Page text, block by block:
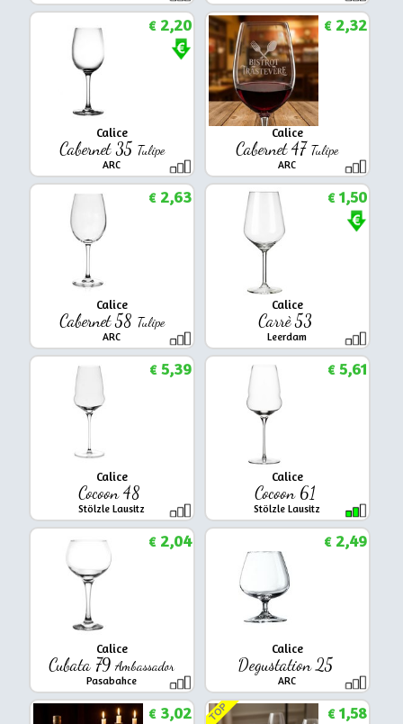
Calice
Cabernet 35 Tulipe
ARC
€2,20
Calice
Cabernet 47 Tulipe
ARC
€2,32
Calice
Cabernet 58 Tulipe
ARC
€2,63
Calice
Carrè 53
Leerdam
€1,50
Calice
Cocoon 48
Stölzle Lausitz
€5,39
Calice
Cocoon 61
Stölzle Lausitz
€5,61
Calice
Cubata 79Ambassador
Pasabahce
€2,04
Calice
Degustation 25
ARC
€2,49
€3,02 TOP €1,58